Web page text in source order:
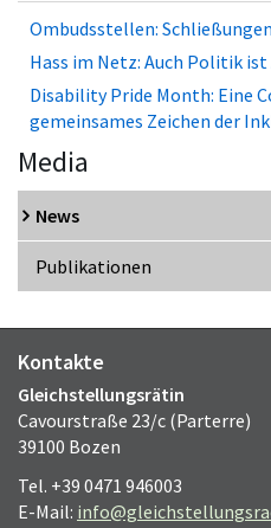
Ombudsstellen:
Hass im Netz: Auch Politik
Disability Pride Month: Eine
gemeinsames Zeichen der
Media
News
Publikationen
Kontakte
Gleichstellungsrätin
Cavourstraße 23/c (Parterre)
39100 Bozen
Tel. +39 0471 946003
E-Mail: